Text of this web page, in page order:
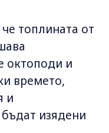
топлината от
октоподи и
времето,
и
изядени